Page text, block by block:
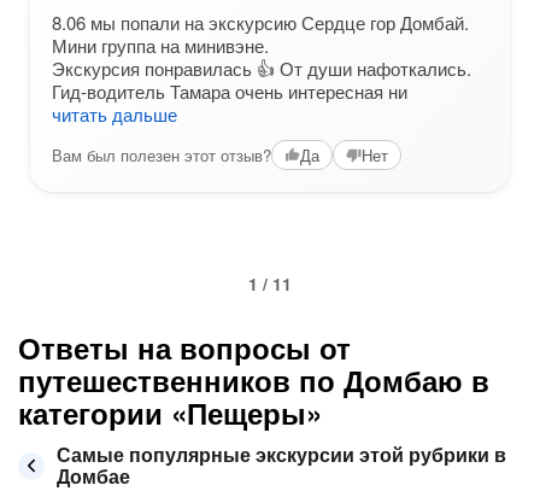
8.06 мы попали на экскурсию Сердце гор Домбай.
Мини группа на минивэне.
Экскурсия понравилась 👍 От души нафоткались.
Гид-водитель Тамара очень интересная ни
читать дальше
Вам был полезен этот отзыв? Да Нет
1 / 11
Ответы на вопросы от
путешественников по Домбаю в
категории «Пещеры»
Самые популярные экскурсии этой рубрики в
Домбае